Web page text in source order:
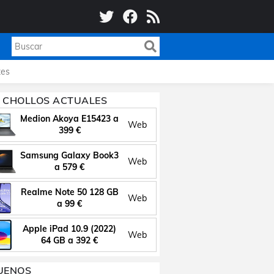
CHOLLOS ACTUALES
Medion Akoya E15423 a
399 €
Web
Samsung Galaxy Book3
a 579 €
Web
Realme Note 50 128 GB
a 99 €
Web
Apple iPad 10.9 (2022)
64 GB a 392 €
Web